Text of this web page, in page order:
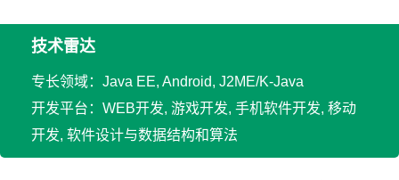
技术雷达
专长领域：Java EE, Android, J2ME/K-Java
开发平台：WEB开发, 游戏开发, 手机软件开发, 移动
开发, 软件设计与数据结构和算法